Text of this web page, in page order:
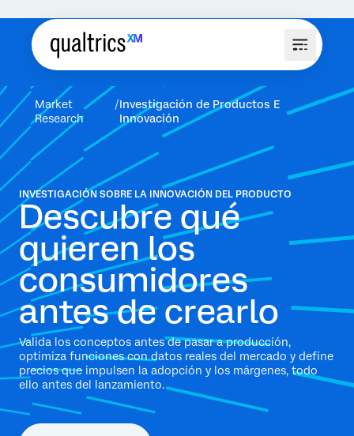
Market
Research
Investigación de Productos E
Innovación
INVESTIGACIÓN SOBRE LA INNOVACIÓN DEL PRODUCTO
Descubre qué
quieren los
consumidores
antes de crearlo
Valida los conceptos antes de pasar a producción,
optimiza funciones con datos reales del mercado y define
precios que impulsen la adopción y los márgenes, todo
ello antes del lanzamiento.